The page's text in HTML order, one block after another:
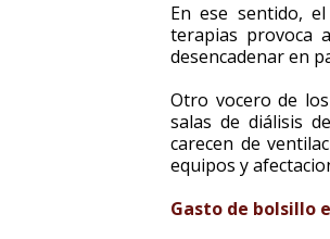
En ese sentido,
terapias provoca
desencadenar en
Otro vocero de
salas de diálisis
carecen de
equipos y
Gasto de bolsillo